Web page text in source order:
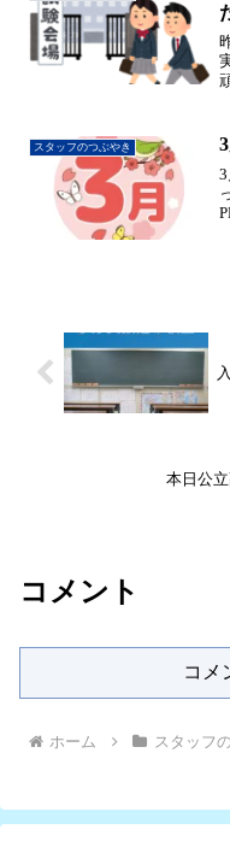
スタッフのつぶやき
本日公
コメント
コメ
ホーム スタッフ